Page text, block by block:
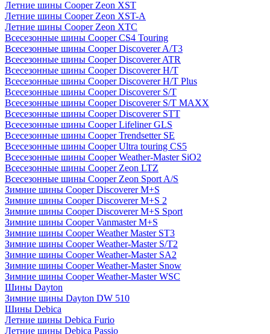
Летние шины Cooper Zeon XST
Летние шины Cooper Zeon XST-A
Летние шины Cooper Zeon XTC
Всесезонные шины Cooper CS4 Touring
Всесезонные шины Cooper Discoverer A/T3
Всесезонные шины Cooper Discoverer ATR
Всесезонные шины Cooper Discoverer H/T
Всесезонные шины Cooper Discoverer H/T Plus
Всесезонные шины Cooper Discoverer S/T
Всесезонные шины Cooper Discoverer S/T MAXX
Всесезонные шины Cooper Discoverer STT
Всесезонные шины Cooper Lifeliner GLS
Всесезонные шины Cooper Trendsetter SE
Всесезонные шины Cooper Ultra touring CS5
Всесезонные шины Cooper Weather-Master SiO2
Всесезонные шины Cooper Zeon LTZ
Всесезонные шины Cooper Zeon Sport A/S
Зимние шины Cooper Discoverer M+S
Зимние шины Cooper Discoverer M+S 2
Зимние шины Cooper Discoverer M+S Sport
Зимние шины Cooper Vanmaster M+S
Зимние шины Cooper Weather Master ST3
Зимние шины Cooper Weather-Master S/T2
Зимние шины Cooper Weather-Master SA2
Зимние шины Cooper Weather-Master Snow
Зимние шины Cooper Weather-Master WSC
Шины Dayton
Зимние шины Dayton DW 510
Шины Debica
Летние шины Debica Furio
Летние шины Debica Passio